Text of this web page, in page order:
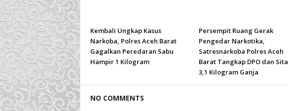
Kembali Ungkap Kasus
Narkoba, Polres Aceh Barat
Gagalkan Peredaran Sabu
Hampir 1 Kilogram
Persempit Ruang Gerak
Pengedar Narkotika,
Satresnarkoba Polres Aceh
Barat Tangkap DPO dan Sita
3,1 Kilogram Ganja
NO COMMENTS